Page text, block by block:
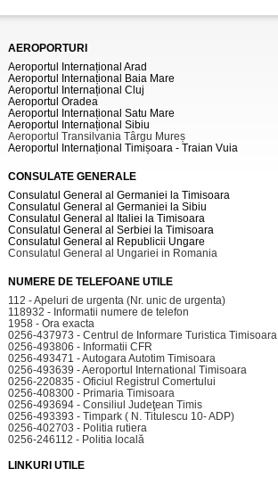
AEROPORTURI
Aeroportul Internațional Arad
Aeroportul Internațional Baia Mare
Aeroportul Internațional Cluj
Aeroportul Oradea
Aeroportul Internațional Satu Mare
Aeroportul Internațional Sibiu
Aeroportul Transilvania Târgu Mureș
Aeroportul Internațional Timișoara - Traian Vuia
CONSULATE GENERALE
Consulatul General al Germaniei la Timisoara
Consulatul General al Germaniei la Sibiu
Consulatul General al Italiei la Timisoara
Consulatul General al Serbiei la Timisoara
Consulatul General al Republicii Ungare
Consulatul General al Ungariei in Romania
NUMERE DE TELEFOANE UTILE
112 - Apeluri de urgenta (Nr. unic de urgenta)
118932 - Informatii numere de telefon
1958 - Ora exacta
0256-437973 - Centrul de Informare Turistica Timisoara
0256-493806 - Informatii CFR
0256-493471 - Autogara Autotim Timisoara
0256-493639 - Aeroportul International Timisoara
0256-220835 - Oficiul Registrul Comertului
0256-408300 - Primaria Timisoara
0256-493694 - Consiliul Judeţean Timis
0256-493393 - Timpark ( N. Titulescu 10- ADP)
0256-402703 - Politia rutiera
0256-246112 - Politia locală
LINKURI UTILE